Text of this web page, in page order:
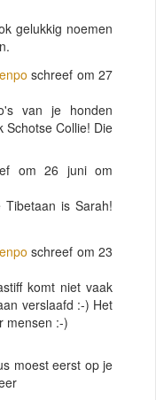
gelukkig noemen
schreef om 27
van je honden
Schotse Collie! Die
om 26 juni om
Tibetaan is Sarah!
schreef om 23
komt niet vaak
verslaafd :-) Het
mensen :-)
moest eerst op je